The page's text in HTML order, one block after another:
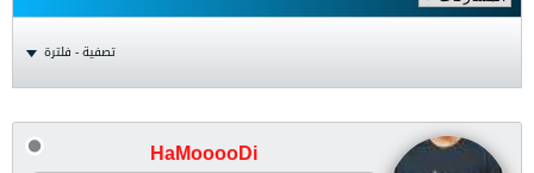
تصفية - فلترة
HaMooooDi